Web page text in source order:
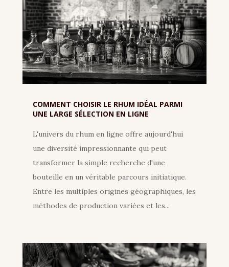
COMMENT CHOISIR LE RHUM IDÉAL PARMI
UNE LARGE SÉLECTION EN LIGNE
L'univers du rhum en ligne offre aujourd'hui
une diversité impressionnante qui peut
transformer la simple recherche d'une
bouteille en un véritable parcours initiatique.
Entre les multiples origines géographiques, les
méthodes de production variées et les...